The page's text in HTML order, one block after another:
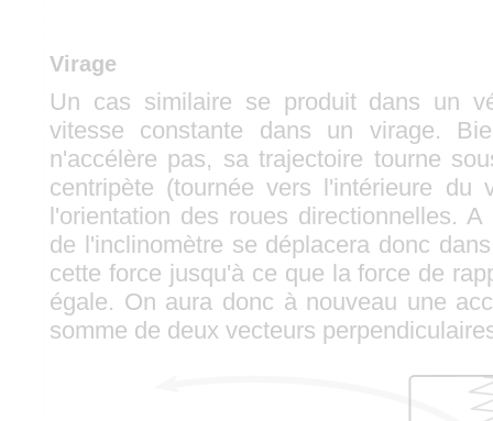
Virage
Un cas similaire se produit dans un
vitesse constante dans un virage.
n'accélère pas, sa trajectoire tourne
centripète (tournée vers l'intérieure du
l'orientation des roues directionnelles.
de l'inclinomètre se déplacera donc
cette force jusqu'à ce que la force de
égale. On aura donc à nouveau une
somme de deux vecteurs